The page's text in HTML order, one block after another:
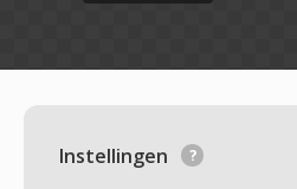
Instellingen